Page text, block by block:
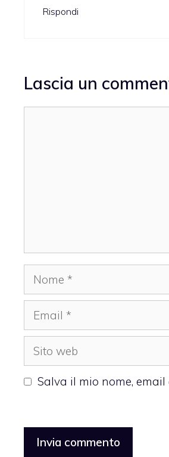
Rispondi
Lascia un
Nome
Email
Sito
web
Salva il mio nome,